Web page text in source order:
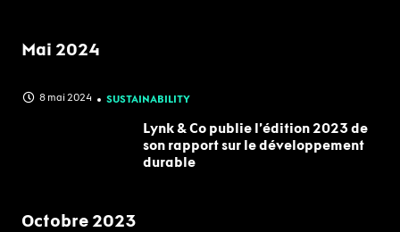
Mai 2024
8 mai 2024 SUSTAINABILITY
Lynk & Co publie l’édition 2023 de
son rapport sur le développement
durable
Octobre 2023